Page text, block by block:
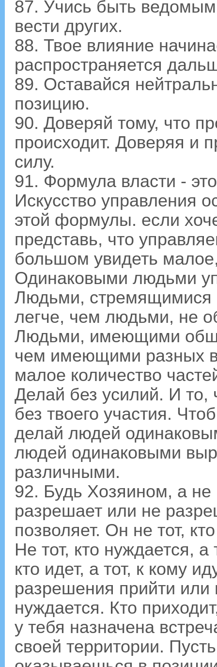
87. Учись быть ведомым
вести других.
88. Твое влияние
распространяется
89. Оставайся
позицию.
90. Доверяй тому, что
происходит. Доверяя и
силу.
91. Формула власти -
Искусство управления
этой формулы. если
представь, что
большом увидеть
Одинаковыми людьми
Людьми, стремящимися
легче, чем людьми, не
Людьми, имеющими
чем имеющими разных
малое количество
Делай без усилий. И то,
без твоего участия.
делай людей
людей одинаковыми
различными.
92. Будь Хозяином, а не
разрешает или не
позволяет. Он не тот,
Не тот, кто нуждается,
кто идет, а тот, к кому
разрешения прийти или
нуждается. Кто
у тебя назначена
своей территории.